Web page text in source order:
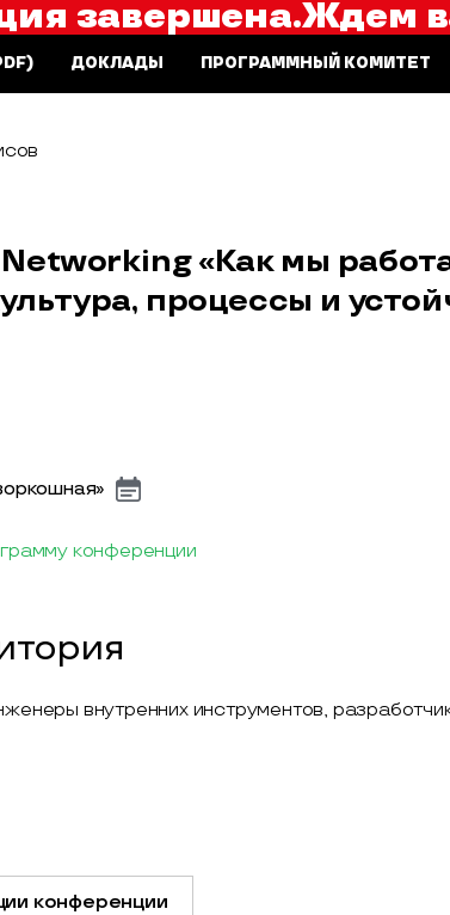
завершена.Ждем
ДОКЛАДЫ ПРОГРАММНЫЙ КОМИТЕТ
«Как мы
процессы и
конференции
внутренних инструментов,
конференции